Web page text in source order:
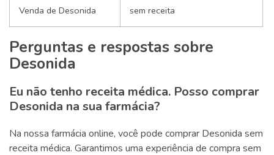
Venda de Desonida sem receita
Perguntas e respostas sobre
Desonida
Eu não tenho receita médica. Posso comprar
Desonida na sua farmácia?
Na nossa farmácia online, você pode comprar Desonida sem
receita médica. Garantimos uma experiência de compra sem